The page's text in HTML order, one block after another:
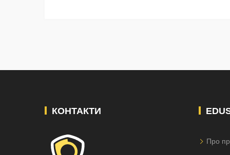
КОНТАКТИ
Про